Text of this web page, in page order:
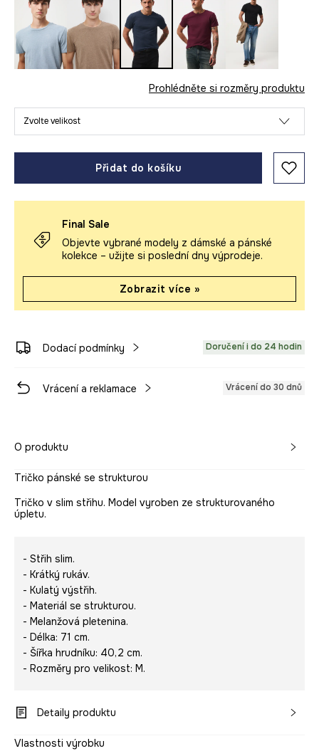
Prohlédněte si rozměry produktu
Zvolte velikost
Přidat do košíku
Final Sale
Objevte vybrané modely z dámské a pánské
kolekce – užijte si poslední dny výprodeje.
Zobrazit více »
Dodací podmínky Doručení i do 24 hodin
Vrácení a reklamace Vrácení do 30 dnů
O produktu
Tričko pánské se strukturou
Tričko v slim střihu. Model vyroben ze strukturovaného
úpletu.
- Střih slim.
- Krátký rukáv.
- Kulatý výstřih.
- Materiál se strukturou.
- Melanžová pletenina.
- Délka: 71 cm.
- Šířka hrudníku: 40,2 cm.
- Rozměry pro velikost: M.
Detaily produktu
Vlastnosti výrobku